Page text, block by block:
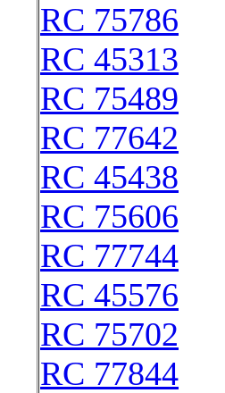
RC 75786
RC 45313
RC 75489
RC 77642
RC 45438
RC 75606
RC 77744
RC 45576
RC 75702
RC 77844